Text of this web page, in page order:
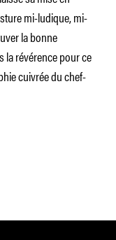
mi-ludique, mi-
la bonne
la révérence pour ce
cuivrée du chef-